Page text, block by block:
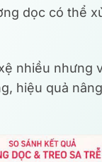
dọc có thể
nhiều nhưng
hiệu quả